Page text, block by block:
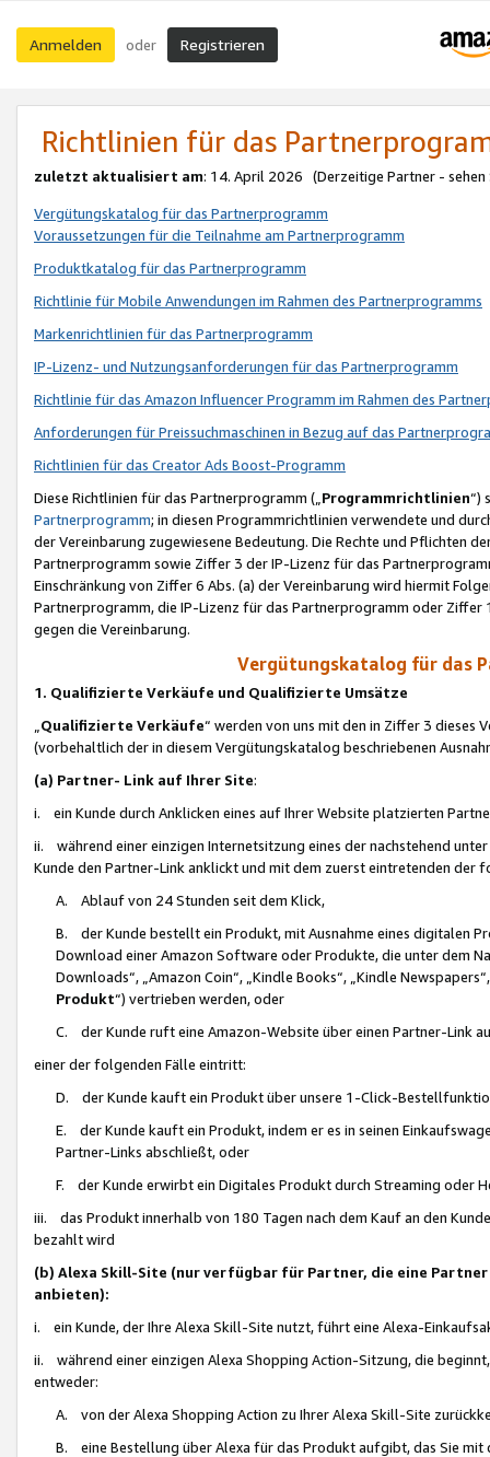
Anmelden oder Registrieren
Richtlinien für das
zuletzt aktualisiert am: 14. April 2026 (Derzeitige Partner - sehen
Vergütungskatalog für das Partnerprogramm
Voraussetzungen für die Teilnahme am Partnerprogramm
Produktkatalog für das Partnerprogramm
Richtlinie für Mobile Anwendungen im Rahmen des Partnerprogramms
Markenrichtlinien für das Partnerprogramm
IP-Lizenz- und Nutzungsanforderungen für das Partnerprogramm
Richtlinie für das Amazon Influencer Programm im Rahmen des
Anforderungen für Preissuchmaschinen in Bezug auf das
Richtlinien für das Creator Ads Boost-Programm
Diese Richtlinien für das Partnerprogramm („Programmrichtlinien“)
Partnerprogramm; in diesen Programmrichtlinien verwendete und
der Vereinbarung zugewiesene Bedeutung. Die Rechte und Pflichten
Partnerprogramm sowie Ziffer 3 der IP-Lizenz für das
Einschränkung von Ziffer 6 Abs. (a) der Vereinbarung wird hiermit
Partnerprogramm, die IP-Lizenz für das Partnerprogramm oder
gegen die Vereinbarung.
Vergütungskatalog für das
1. Qualifizierte Verkäufe und Qualifizierte Umsätze
Qualifizierte Verkäufe“ werden von uns mit den in Ziffer 3
(vorbehaltlich der in diesem Vergütungskatalog beschriebenen
(a) Partner- Link auf Ihrer Site:
i. ein Kunde durch Anklicken eines auf Ihrer Website platzierten
ii. während einer einzigen Internetsitzung eines der nachstehend
Kunde den Partner-Link anklickt und mit dem zuerst eintretenden der
A. Ablauf von 24 Stunden seit dem Klick,
B. der Kunde bestellt ein Produkt, mit Ausnahme eines digitalen
Download einer Amazon Software oder Produkte, die unter dem
Downloads“, „Amazon Coin“, „Kindle Books“, „Kindle
Produkt“) vertrieben werden, oder
C. der Kunde ruft eine Amazon-Website über einen Partner-Link
einer der folgenden Fälle eintritt:
D. der Kunde kauft ein Produkt über unsere 1-Click-
E. der Kunde kauft ein Produkt, indem er es in seinen
Partner-Links abschließt, oder
F. der Kunde erwirbt ein Digitales Produkt durch Streaming oder
iii. das Produkt innerhalb von 180 Tagen nach dem Kauf an den
bezahlt wird
(b) Alexa Skill-Site (nur verfügbar für Partner, die eine
anbieten):
i. ein Kunde, der Ihre Alexa Skill-Site nutzt, führt eine Alexa-
ii. während einer einzigen Alexa Shopping Action-Sitzung, die
entweder:
A. von der Alexa Shopping Action zu Ihrer Alexa Skill-Site
B. eine Bestellung über Alexa für das Produkt aufgibt, das Sie mit